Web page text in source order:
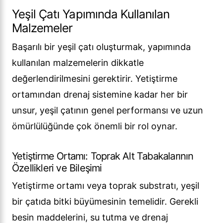
Yeşil Çatı Yapımında Kullanılan
Malzemeler
Başarılı bir yeşil çatı oluşturmak, yapımında
kullanılan malzemelerin dikkatle
değerlendirilmesini gerektirir. Yetiştirme
ortamından drenaj sistemine kadar her bir
unsur, yeşil çatının genel performansı ve uzun
ömürlülüğünde çok önemli bir rol oynar.
Yetiştirme Ortamı: Toprak Alt Tabakalarının
Özellikleri ve Bileşimi
Yetiştirme ortamı veya toprak substratı, yeşil
bir çatıda bitki büyümesinin temelidir. Gerekli
besin maddelerini, su tutma ve drenaj